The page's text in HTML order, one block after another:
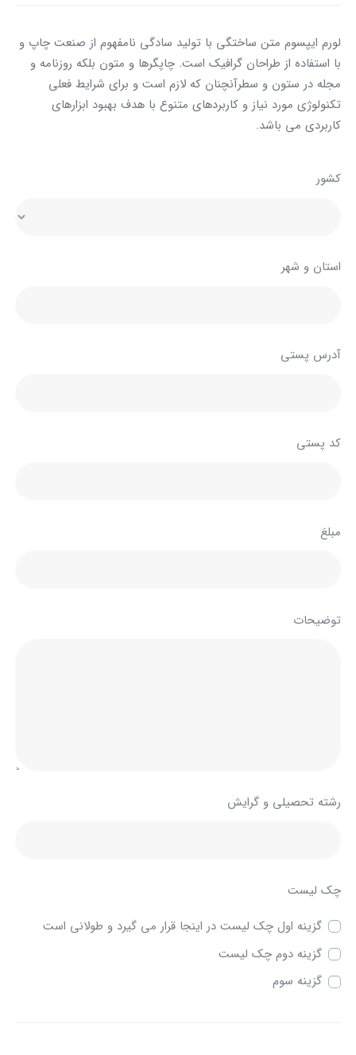
لورم ایپسوم متن ساختگی با تولید سادگی نامفهوم از صنعت چاپ و
با استفاده از طراحان گرافیک است. چاپگرها و متون بلکه روزنامه و
مجله در ستون و سطرآنچنان که لازم است و برای شرایط فعلی
تکنولوژی مورد نیاز و کاربردهای متنوع با هدف بهبود ابزارهای
کاربردی می باشد.
کشور
استان و شهر
آدرس پستی
کد پستی
مبلغ
توضیحات
رشته تحصیلی و گرایش
چک لیست
گزینه اول چک لیست در اینجا قرار می گیرد و طولانی است
گزینه دوم چک لیست
گزینه سوم